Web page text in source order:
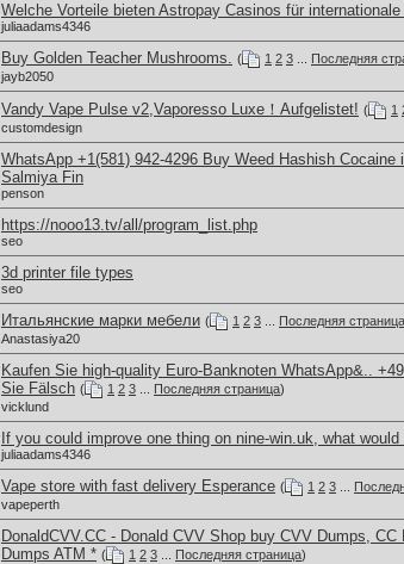
Welche Vorteile bieten Astropay Casinos für
juliaadams4346
Buy Golden Teacher Mushrooms. ( 1 2 3 Последняя
jayb2050
Vandy Vape Pulse v2,Vaporesso Luxe！Aufgelistet! ( 1
customdesign
WhatsApp +1(581) 942-4296 Buy Weed Hashish Cocaine
Salmiya Fin
penson
https://nooo13.tv/all/program_list.php
seo
3d printer file types
seo
Итальянские марки мебели ( 1 2 3 Последняя страница
Anastasiya20
Kaufen Sie high-quality Euro-Banknoten WhatsApp&..
Sie Fälsch ( 1 2 3 Последняя страница)
vicklund
If you could improve one thing on nine-win.uk, what would
juliaadams4346
Vape store with fast delivery Esperance ( 1 2 3
vapeperth
DonaldCVV.CC - Donald CVV Shop buy CVV Dumps,
Dumps ATM * ( 1 2 3 Последняя страница)